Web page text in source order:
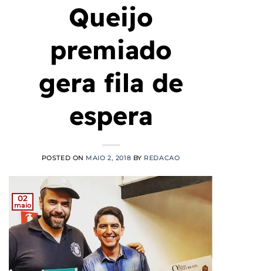
Queijo
premiado
gera fila de
espera
POSTED ON MAIO 2, 2018 BY REDACAO
02
maio